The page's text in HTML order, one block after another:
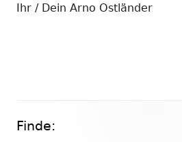
Ihr / Dein Arno Ostländer
Haupt-
Finde: